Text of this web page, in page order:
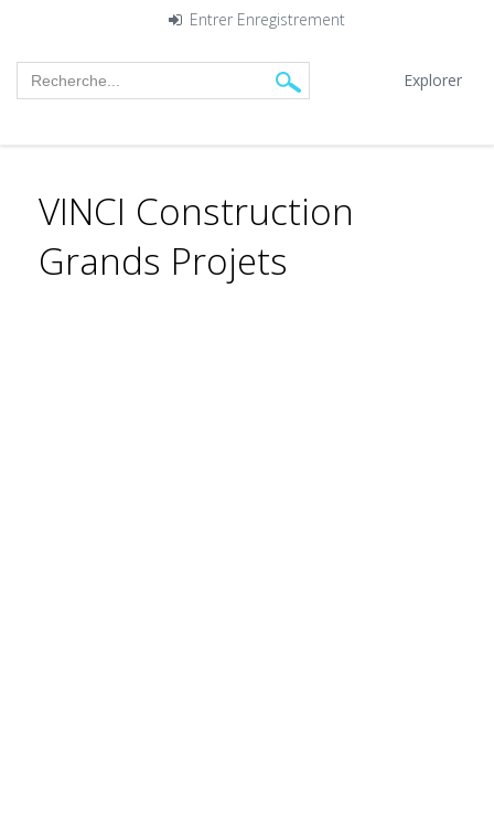
Entrer Enregistrement
Explorer
VINCI Construction
Grands Projets